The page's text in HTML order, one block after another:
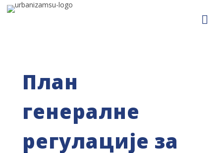
План
генералне
регулације за